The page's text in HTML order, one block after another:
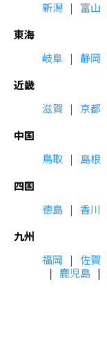
新潟
富山
東海
岐阜
静岡
近畿
滋賀
京都
中国
鳥取
島根
四国
徳島
香川
九州
福岡
佐賀
鹿児島